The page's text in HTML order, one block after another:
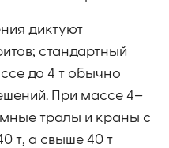
диктуют
стандартный
до 4 т обычно
При массе 4–
тралы и краны с
т, а свыше 40 т